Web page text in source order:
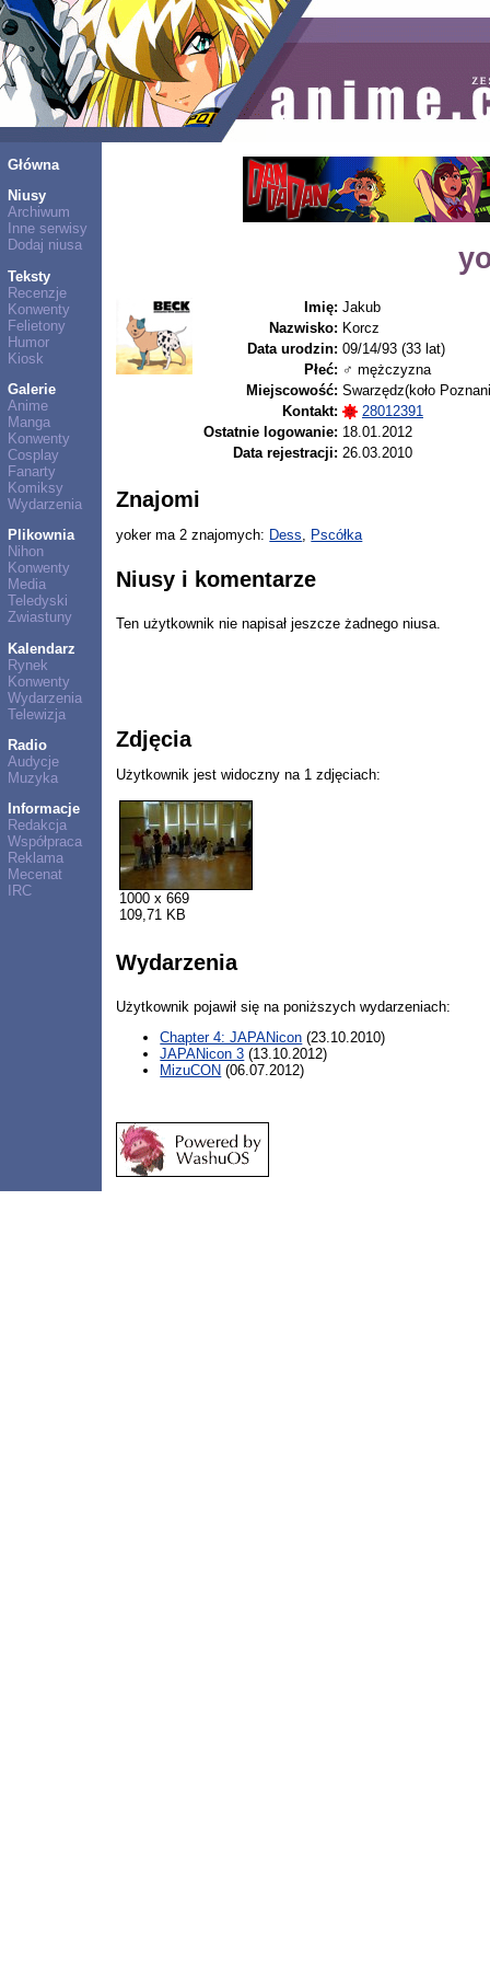
Główna
Niusy
Archiwum
Inne serwisy
Dodaj niusa
Teksty
Recenzje
Konwenty
Felietony
Humor
Kiosk
Galerie
Anime
Manga
Konwenty
Cosplay
Fanarty
Komiksy
Wydarzenia
Plikownia
Nihon
Konwenty
Media
Teledyski
Zwiastuny
Kalendarz
Rynek
Konwenty
Wydarzenia
Telewizja
Radio
Audycje
Muzyka
Informacje
Redakcja
Współpraca
Reklama
Mecenat
IRC
Imię: Jakub
Nazwisko: Korcz
Data urodzin: 09/14/93 (33 lat)
Płeć: ♂ mężczyzna
Miejscowość: Swarzędz(koło
Kontakt:
28012391
Ostatnie logowanie: 18.01.2012
Data rejestracji: 26.03.2010
Znajomi
yoker ma 2 znajomych: Dess, Pscółka
Niusy i komentarze
Ten użytkownik nie napisał jeszcze żadnego niusa.
Zdjęcia
Użytkownik jest widoczny na 1 zdjęciach:
1000 x 669
109,71 KB
Wydarzenia
Użytkownik pojawił się na poniższych wydarzeniach:
Chapter 4: JAPANicon (23.10.2010)
JAPANicon 3 (13.10.2012)
MizuCON (06.07.2012)